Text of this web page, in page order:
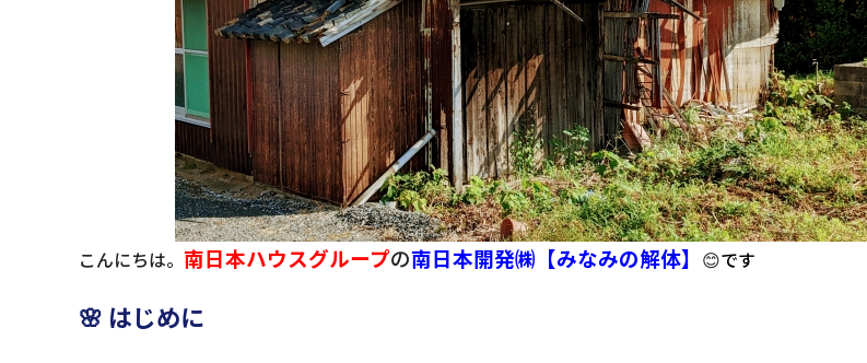
こんにちは。 南日本ハウスグループの南日本開発㈱【みなみの解体】 😊です
🌸 はじめに